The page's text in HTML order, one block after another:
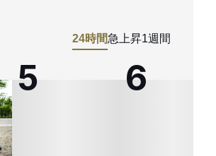
24時間急上昇1週間